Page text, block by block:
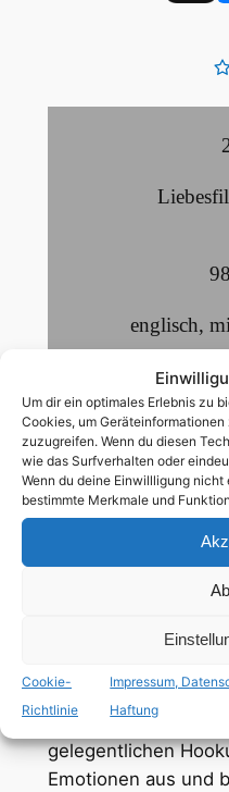
Um dir ein optimales Erlebnis zu
Cookies, um
zuzugreifen. Wenn du diesen
wie das Surfverhalten oder
Wenn du deine Einwillligung
bestimmte Merkmale und
Cookie-
Richtlinie
Impressum,
Haftung
98
englisch,
ab
Steven Evans
beim Fernsehen
Glück und Erfüllung
oberflächliche
Befriedigung. Einzig
lockere, sexuelle
gelegentlichen
Emotionen aus und